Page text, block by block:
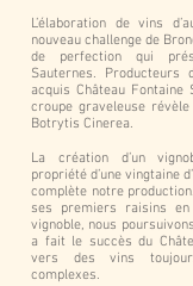
L’élaboration de vins
nouveau challenge de
de perfection qui
Sauternes. Producteurs
acquis Château Fontaine
croupe graveleuse
Botrytis Cinerea.
La création d’un
propriété d’une vingtaine
complète notre
ses premiers raisins
vignoble, nous
a fait le succès du
vers des vins
complexes.